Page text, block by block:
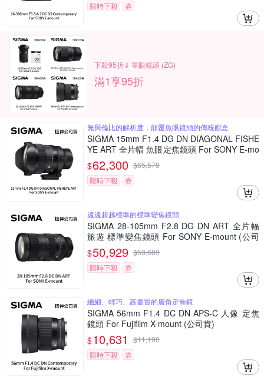
限時下殺
券
下殺95折⇓ 單眼鏡頭 (ZG)
滿1享95折
無與倫比的解析度，顛覆魚眼鏡頭的傳統觀念
SIGMA 15mm F1.4 DG DN DIAGONAL FISHE
YE ART 全片幅 魚眼定焦鏡頭 For SONY E-mo
unt (公司貨)
$62,300 $65,578
限時下殺
券
遠遠超越標準的標準變焦鏡頭
SIGMA 28-105mm F2.8 DG DN ART 全片幅
旅遊 標準變焦鏡頭 For SONY E-mount (公司
貨)
$50,929 $53,609
限時下殺
券
纖細、輕巧、高畫質的廣角定焦鏡
SIGMA 56mm F1.4 DC DN APS-C 人像 定焦
鏡頭 For Fujifilm X-mount (公司貨)
$10,631 $11,190
限時下殺
券